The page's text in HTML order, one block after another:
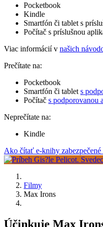
Pocketbook
Kindle
Smartfón či tablet s
Počítač s príslušnou
Viac informácií v našich
Prečítate na:
Pocketbook
Smartfón či tablet s
Počítač s podporovanou
Neprečítate na:
Kindle
Ako čítať e-knihy
Filmy
Max Irons
Účinkuje Max